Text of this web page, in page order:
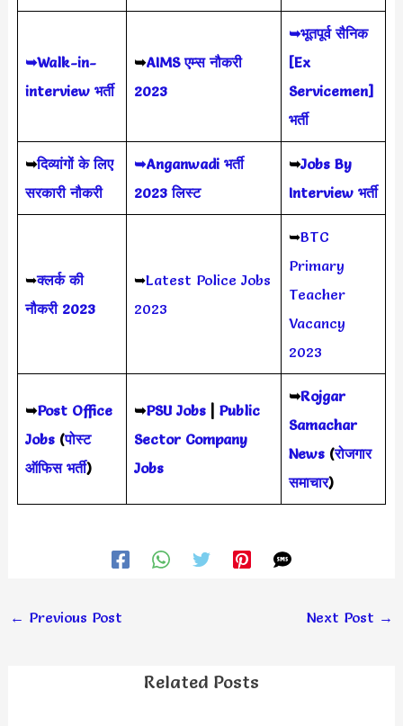
➥Walk-in-
interview भर्ती
➥AIMS एम्स नौकरी
2023
➥भूतपूर्व सैनिक
[Ex
Servicemen]
भर्ती
➥दिव्यांगों के लिए
सरकारी नौकरी
➥Anganwadi भर्ती
2023 लिस्ट
➥Jobs By
Interview भर्ती
➥क्लर्क की
नौकरी 2023
➥Latest Police Jobs
2023
➥BTC
Primary
Teacher
Vacancy
2023
➥Post Office
Jobs(पोस्ट
ऑफिस भर्ती)
➥PSU Jobs| Public
Sector Company
Jobs
➥Rojgar
Samachar
News(रोजगार
समाचार)
← Previous Post Next Post →
Related Posts